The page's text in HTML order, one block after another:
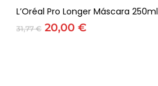
Adicionar
L’Oréal Pro Longer Máscara 250ml
31,77€ O
20,00 €O